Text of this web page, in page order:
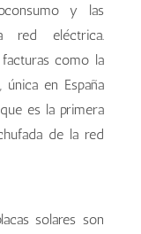
y las
red eléctrica.
como la
única en España
es la primera
de la red
solares son